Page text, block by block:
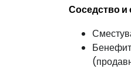
Соседство и